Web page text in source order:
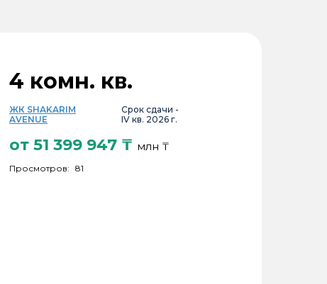
4 комн. кв.
ЖК SHAKARIM
AVENUE
Срок сдачи -
IV кв. 2026 г.
от 51 399 947 ₸ млн ₸
Просмотров: 81